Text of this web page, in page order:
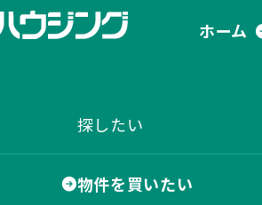
株式会社 都
ホーム
探したい
物件を買いたい